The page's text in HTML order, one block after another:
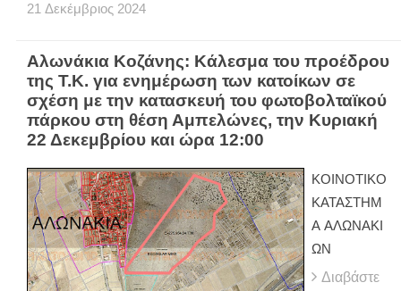
21 Δεκέμβριος 2024
Αλωνάκια Κοζάνης: Κάλεσμα του προέδρου
της Τ.Κ. για ενημέρωση των κατοίκων σε
σχέση με την κατασκευή του φωτοβολταϊκού
πάρκου στη θέση Αμπελώνες, την Κυριακή
22 Δεκεμβρίου και ώρα 12:00
ΚΟΙΝΟΤΙΚΟ
ΚΑΤΑΣΤΗΜ
Α ΑΛΩΝΑΚΙ
ΩΝ
Διαβάστε